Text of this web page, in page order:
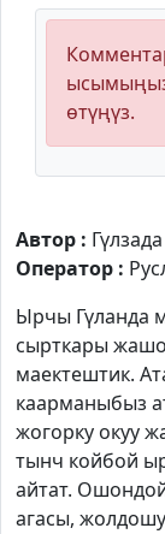
өтүңүз.
Автор :
Оператор :
Ырчы Гүланда
сырткары
маектештик.
каарманыбыз
жогорку окуу
тынч койбой
айтат.
агасы,